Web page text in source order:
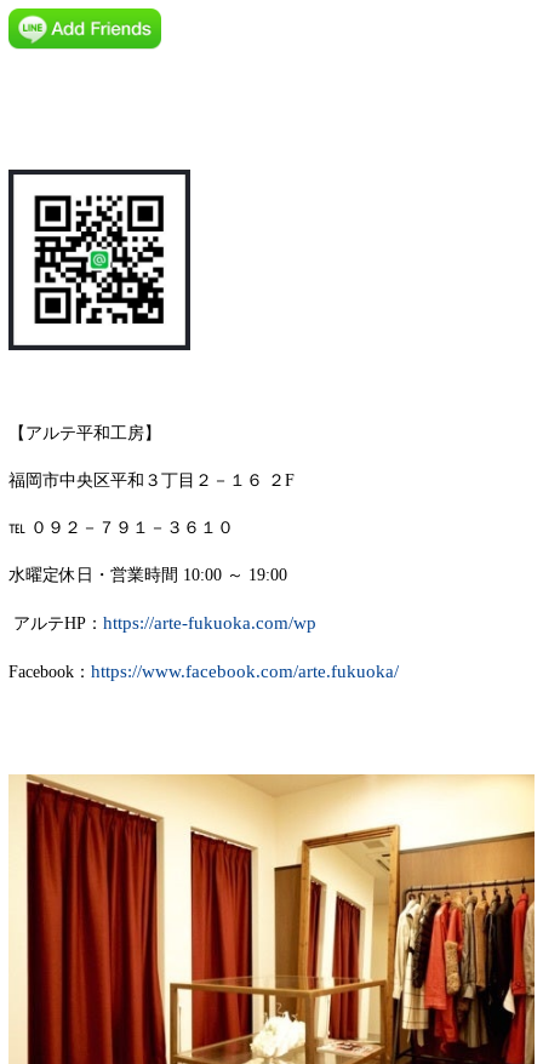
【アルテ平和工房】
福岡市中央区平和３丁目２－１６ ２F
℡ ０９２－７９１－３６１０
水曜定休日・営業時間 10:00 ～ 19:00
アルテHP： https://arte-fukuoka.com/wp
Facebook： https://www.facebook.com/arte.fukuoka/